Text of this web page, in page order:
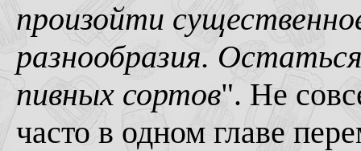
произойти
разнообразия.
пивных сортов". Не
часто в одном главе